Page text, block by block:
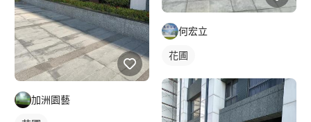
加洲園藝
何宏立
花圃